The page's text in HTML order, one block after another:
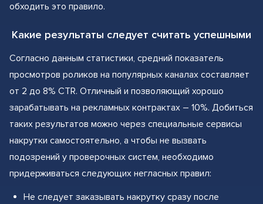
обходить это правило.
Какие результаты следует считать успешными
Согласно данным статистики, средний показатель
просмотров роликов на популярных каналах составляет
от 2 до 8% CTR. Отличный и позволяющий хорошо
зарабатывать на рекламных контрактах – 10%. Добиться
таких результатов можно через специальные сервисы
накрутки самостоятельно, а чтобы не вызвать
подозрений у проверочных систем, необходимо
придерживаться следующих негласных правил:
Не следует заказывать накрутку сразу после